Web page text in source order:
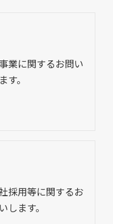
業に関するお問い
。
採用等に関するお
ます。